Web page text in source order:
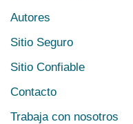
Autores
Sitio Seguro
Sitio Confiable
Contacto
Trabaja con nosotros